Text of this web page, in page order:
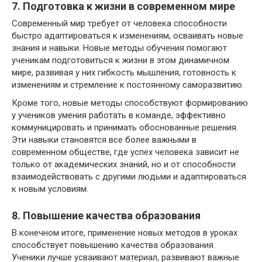
7. Подготовка к жизни в современном мире
Современный мир требует от человека способности
быстро адаптироваться к изменениям, осваивать новые
знания и навыки. Новые методы обучения помогают
ученикам подготовиться к жизни в этом динамичном
мире, развивая у них гибкость мышления, готовность к
изменениям и стремление к постоянному саморазвитию.
Кроме того, новые методы способствуют формированию
у учеников умения работать в команде, эффективно
коммуницировать и принимать обоснованные решения.
Эти навыки становятся все более важными в
современном обществе, где успех человека зависит не
только от академических знаний, но и от способности
взаимодействовать с другими людьми и адаптироваться
к новым условиям.
8. Повышение качества образования
В конечном итоге, применение новых методов в уроках
способствует повышению качества образования.
Ученики лучше усваивают материал, развивают важные